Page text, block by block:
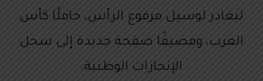
ليغادر لوسيل مرفوع الرأس، حاملًا كأس
العرب، ومضيفًا صفحة جديدة إلى سجل
الإنجازات الوطنية.